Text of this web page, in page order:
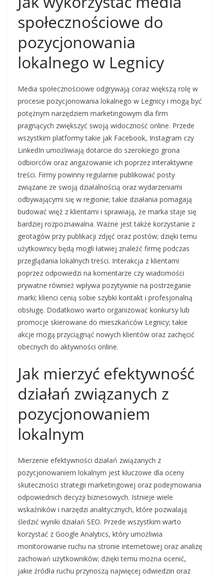
społecznościowe do
pozycjonowania
lokalnego w Legnicy
Media społecznościowe odgrywają coraz większą rolę w
procesie pozycjonowania lokalnego w Legnicy i mogą być
potężnym narzędziem marketingowym dla firm
pragnących zwiększyć swoją widoczność online. Przede
wszystkim platformy takie jak Facebook, Instagram czy
LinkedIn umożliwiają dotarcie do szerokiego grona
odbiorców oraz angażowanie ich poprzez interaktywne
treści. Firmy powinny regularnie publikować posty
związane ze swoją działalnością oraz wydarzeniami
odbywającymi się w regionie; takie działania pomagają
budować więź z klientami i sprawiają, że marka staje się
bardziej rozpoznawalna. Ważne jest także korzystanie z
geotagów przy publikacji zdjęć oraz postów; dzięki temu
użytkownicy będą mogli łatwiej znaleźć firmę podczas
przeglądania lokalnych treści. Interakcja z klientami
poprzez odpowiedzi na komentarze czy wiadomości
prywatne również wpływa pozytywnie na postrzeganie
marki; klienci cenią sobie szybki kontakt i profesjonalną
obsługę. Dodatkowo warto organizować konkursy lub
promocje skierowane do mieszkańców Legnicy; takie
akcje mogą przyciągnąć nowych klientów oraz zachęcić
obecnych do aktywności online.
Jak mierzyć efektywność
działań związanych z
pozycjonowaniem
lokalnym
Mierzenie efektywności działań związanych z
pozycjonowaniem lokalnym jest kluczowe dla oceny
skuteczności strategii marketingowej oraz podejmowania
odpowiednich decyzji biznesowych. Istnieje wiele
wskaźników i narzędzi analitycznych, które pozwalają
śledzić wyniki działań SEO. Przede wszystkim warto
korzystać z Google Analytics, który umożliwia
monitorowanie ruchu na stronie internetowej oraz analizę
zachowań użytkowników; dzięki temu można ocenić,
jakie źródła ruchu przynoszą najwięcej odwiedzin oraz